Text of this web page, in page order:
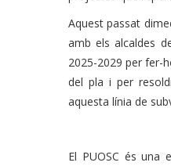
Aquest passat
amb els alcaldes
2025-2029 per fer-
del pla i per
aquesta línia de
El PUOSC és una